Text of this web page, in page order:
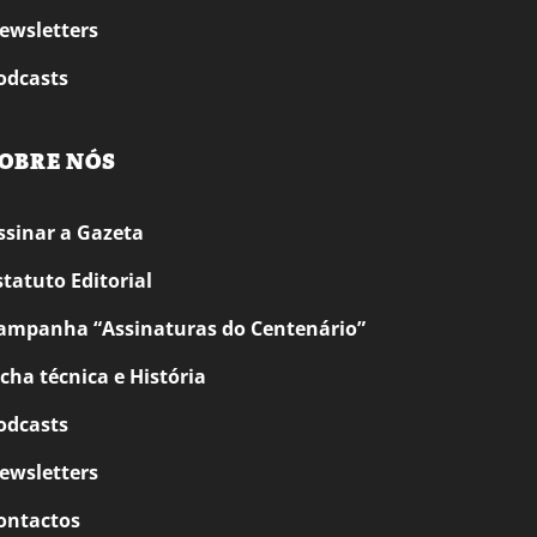
NÓS
a Gazeta
Editorial
“Assinaturas do Centenário”
técnica e História